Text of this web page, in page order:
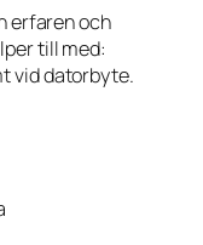
erfaren och
till med:
vid datorbyte.